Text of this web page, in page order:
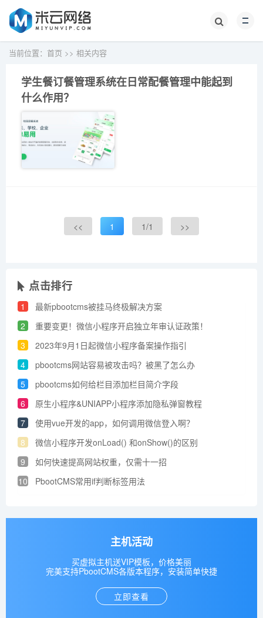
当前位置： 首页 >> 相关内容
学生餐订餐管理系统在日常配餐管理中能起到
什么作用？
<< 1 1/1 >>
点击排行
1
最新pbootcms被挂马终极解决方案
2
重要变更！微信小程序开启独立年审认证政策！
3
2023年9月1日起微信小程序备案操作指引
4
pbootcms网站容易被攻击吗？被黑了怎么办
5
pbootcms如何给栏目添加栏目简介字段
6
原生小程序&UNIAPP小程序添加​隐私弹窗教程
7
使用vue开发的app，如何调用微信登入啊？
8
微信小程序开发onLoad() 和onShow()的区别
9
如何快速提高网站权重，仅需十一招
10
PbootCMS常用if判断标签用法
主机活动
买虚拟主机送VIP模板，价格美丽
完美支持PbootCMS各版本程序，安装简单快捷
立即查看